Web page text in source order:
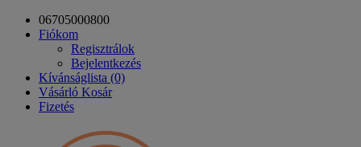
06705000800
Fiókom
Regisztrálok
Bejelentkezés
Kívánságlista (0)
Vásárló Kosár
Fizetés